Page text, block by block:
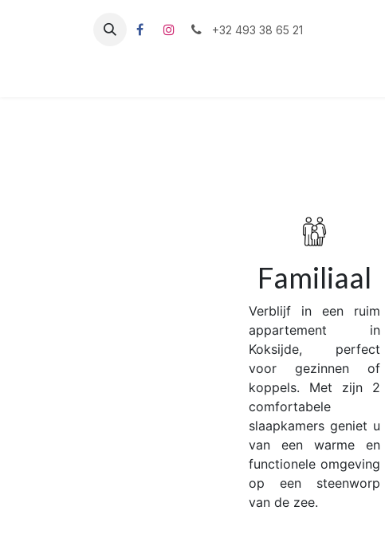
+32 493 38 65 21
Familiaal
Verblijf in een ruim
appartement in
Koksijde, perfect
voor gezinnen of
koppels. Met zijn 2
comfortabele
slaapkamers geniet u
van een warme en
functionele omgeving
op een steenworp
van de zee.